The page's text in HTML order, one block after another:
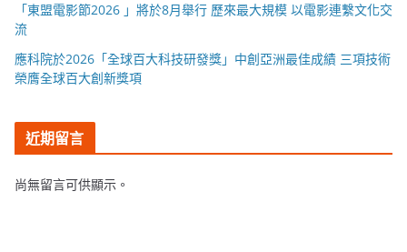
「東盟電影節2026 」將於8月舉行 歷來最大規模 以電影連繫文化交
流
應科院於2026「全球百大科技研發獎」中創亞洲最佳成績 三項技術
榮膺全球百大創新獎項
近期留言
尚無留言可供顯示。